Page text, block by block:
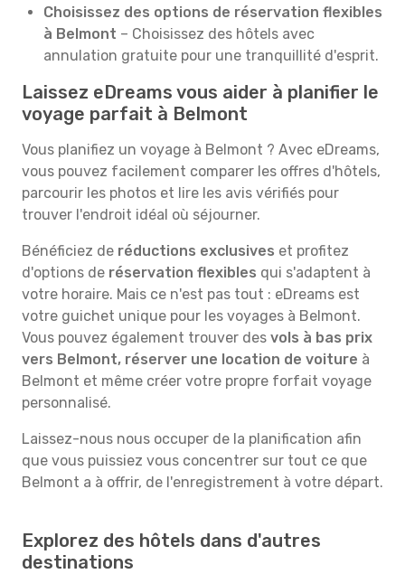
Choisissez des options de réservation flexibles
à Belmont – Choisissez des hôtels avec
annulation gratuite pour une tranquillité d'esprit.
Laissez eDreams vous aider à planifier le
voyage parfait à Belmont
Vous planifiez un voyage à Belmont ? Avec eDreams,
vous pouvez facilement comparer les offres d'hôtels,
parcourir les photos et lire les avis vérifiés pour
trouver l'endroit idéal où séjourner.
Bénéficiez de réductions exclusives et profitez
d'options de réservation flexibles qui s'adaptent à
votre horaire. Mais ce n'est pas tout : eDreams est
votre guichet unique pour les voyages à Belmont.
Vous pouvez également trouver des vols à bas prix
vers Belmont, réserver une location de voiture à
Belmont et même créer votre propre forfait voyage
personnalisé.
Laissez-nous nous occuper de la planification afin
que vous puissiez vous concentrer sur tout ce que
Belmont a à offrir, de l'enregistrement à votre départ.
Explorez des hôtels dans d'autres
destinations